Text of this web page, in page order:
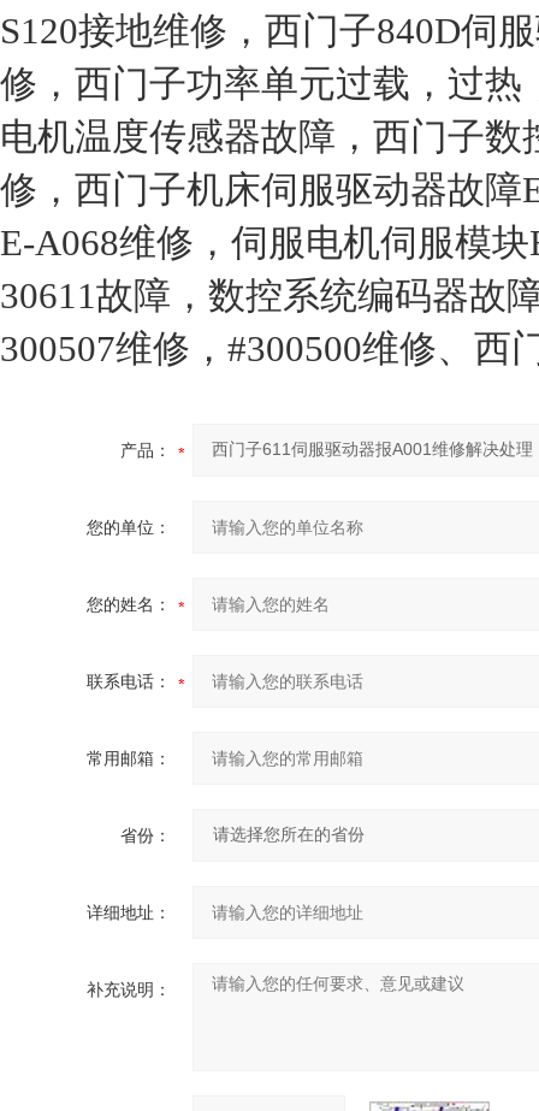
S120接地维修，西门子840D伺
修，西门子功率单元过载，过热
电机温度传感器故障，西门子
修，西门子机床伺服驱动器故
E-A068维修，伺服电机伺服模
30611故障，数控系统编码器故
300507维修，#300500维修、西
产品：
您的单位：
您的姓名：
联系电话：
常用邮箱：
省份：
详细地址：
补充说明：